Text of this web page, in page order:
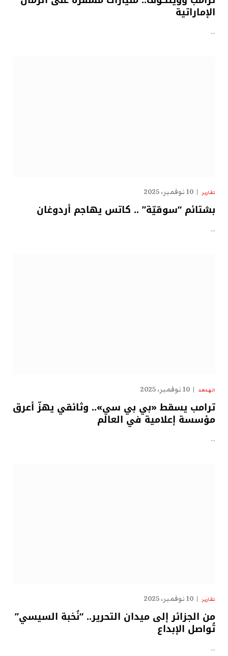
الإماراتية
…
تقارير 10 نوفمبر، 2025
بشتائم “سوقيّة” .. كاتس يهاجم أردوغان
…
الهدهد 10 نوفمبر، 2025
ترامب يسقط «بي بي سي».. وثائقي يهزّ أعرق
مؤسسة إعلامية في العالم
…
تقارير 10 نوفمبر، 2025
من الجزائر إلى ميدان التحرير.. “نُخبة السيسي”
تُواصل الإبداع
…